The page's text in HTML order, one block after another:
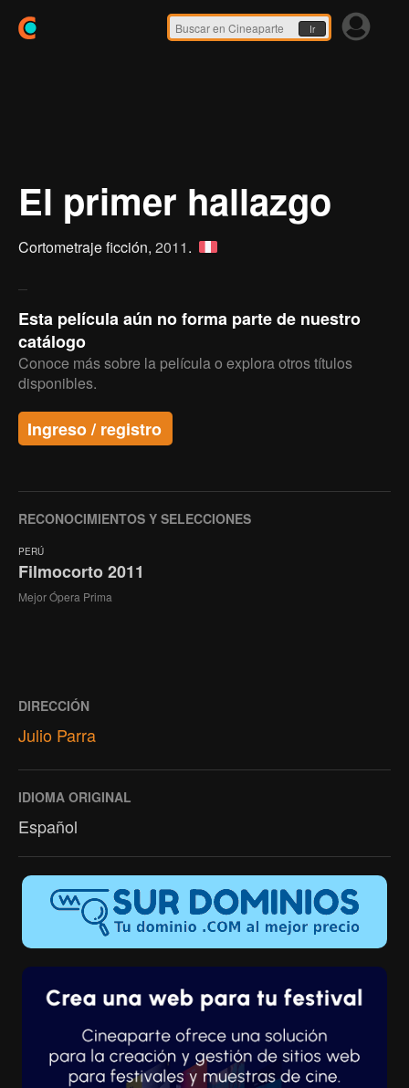
Ir
El primer hallazgo
Cortometraje ficción, 2011.
Esta película aún no forma parte de nuestro
catálogo
Conoce más sobre la película o explora otros títulos
disponibles.
Ingreso / registro
RECONOCIMIENTOS Y SELECCIONES
PERÚ
Filmocorto 2011
Mejor Ópera Prima
DIRECCIÓN
Julio Parra
IDIOMA ORIGINAL
Español